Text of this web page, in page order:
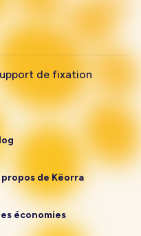
de fixation
propos de Këorra
économies